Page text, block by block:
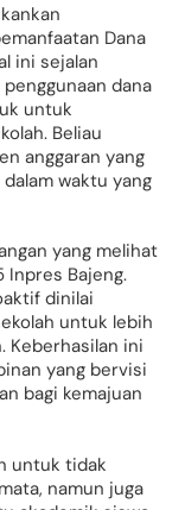
Dana
ini sejalan
dana
untuk
Beliau
anggaran yang
waktu yang
yang melihat
Inpres Bajeng.
dinilai
untuk lebih
Keberhasilan ini
yang bervisi
bagi kemajuan
untuk tidak
namun juga